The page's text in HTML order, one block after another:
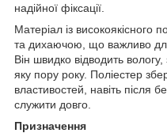
надійної фіксації.
Матеріал із високоякісного
та дихаючою, що важливо
Він швидко відводить
яку пору року. Поліестер
властивостей, навіть після
служити довго.
Призначення